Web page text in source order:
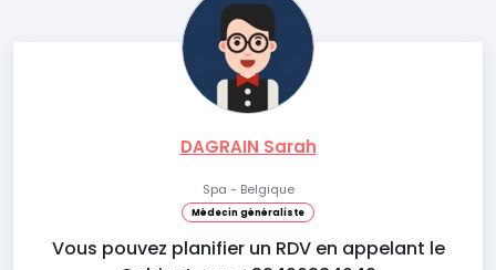
DAGRAIN Sarah
Spa - Belgique
Médecin généraliste
Vous pouvez planifier un RDV en appelant le